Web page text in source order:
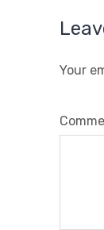
Your